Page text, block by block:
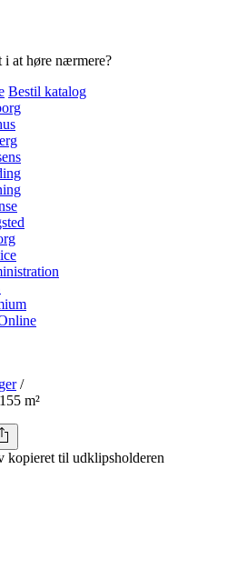
i at høre nærmere?
Bestil katalog
/
m²
kopieret til udklipsholderen